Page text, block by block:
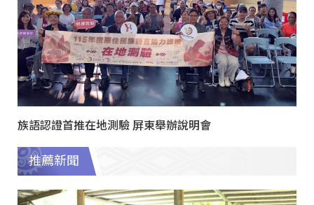
族語認證首推在地測驗 屏東舉辦說明會
推薦新聞